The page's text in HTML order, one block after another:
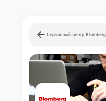
Сервисный центр Blomberg